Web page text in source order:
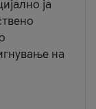
ја
на